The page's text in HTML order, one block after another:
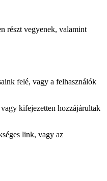
részt vegyenek, valamint
felé, vagy a felhasználók
kifejezetten hozzájárultak
link, vagy az